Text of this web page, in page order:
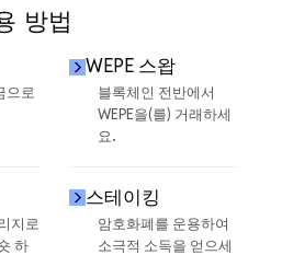
방법
으로
WEPE 스왑
블록체인 전반에서
WEPE을(를) 거래하세
요.
지로
하
스테이킹
암호화폐를 운용하여
소극적 소득을 얻으세